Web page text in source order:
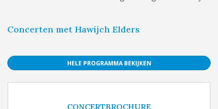
Concerten met Hawijch Elders
HELE PROGRAMMA BEKIJKEN
CONCERTBROCHURE